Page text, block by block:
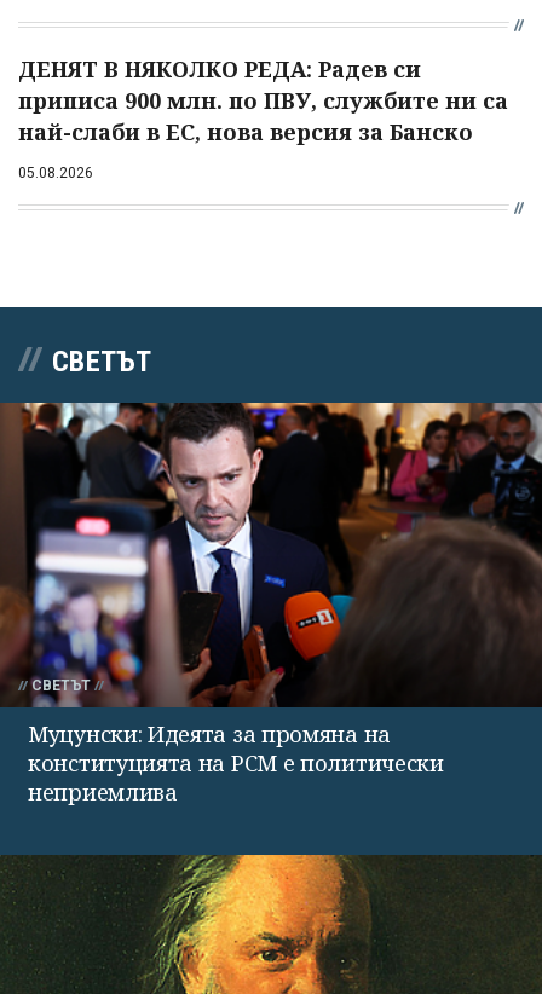
ДЕНЯТ В НЯКОЛКО РЕДА: Радев си
приписа 900 млн. по ПВУ, службите ни са
най-слаби в ЕС, нова версия за Банско
05.08.2026
СВЕТЪТ
СВЕТЪТ
Муцунски: Идеята за промяна на
конституцията на РСМ е политически
неприемлива